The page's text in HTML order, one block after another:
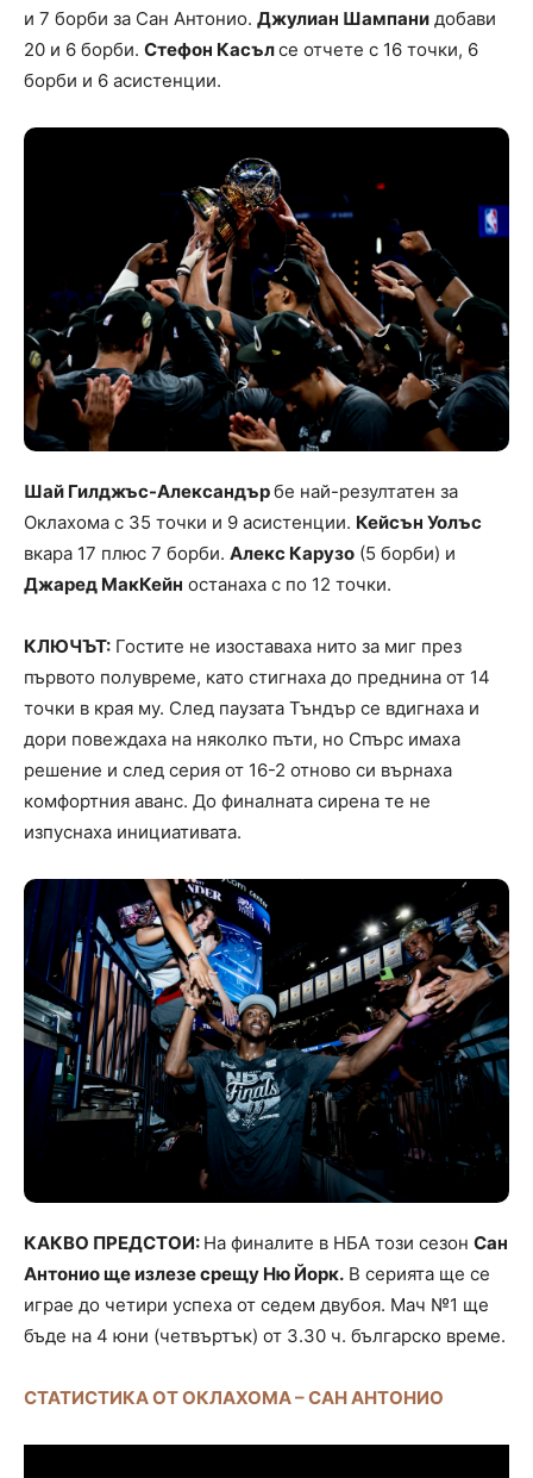
и 7 борби за Сан Антонио. Джулиан Шампани добави
20 и 6 борби. Стефон Касълсе отчете с 16 точки, 6
борби и 6 асистенции.
Шай Гилджъс-Александърбе най-резултатен за
Оклахома с 35 точки и 9 асистенции. Кейсън Уолъс
вкара 17 плюс 7 борби. Алекс Карузо (5 борби) и
Джаред МакКейн останаха с по 12 точки.
КЛЮЧЪТ: Гостите не изоставаха нито за миг през
първото полувреме, като стигнаха до преднина от 14
точки в края му. След паузата Тъндър се вдигнаха и
дори повеждаха на няколко пъти, но Спърс имаха
решение и след серия от 16-2 отново си върнаха
комфортния аванс. До финалната сирена те не
изпуснаха инициативата.
КАКВО ПРЕДСТОИ: На финалите в НБА този сезон Сан
Антонио ще излезе срещу Ню Йорк. В серията ще се
играе до четири успеха от седем двубоя. Мач №1 ще
бъде на 4 юни (четвъртък) от 3.30 ч. българско време.
СТАТИСТИКА ОТ ОКЛАХОМА – САН АНТОНИО